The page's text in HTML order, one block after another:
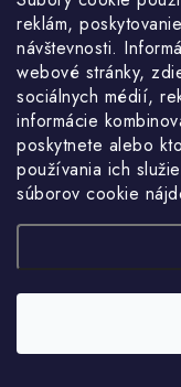
reklám,
návštevnosti.
webové stránky,
sociálnych médií,
informácie
poskytnete alebo
používania ich
súborov cookie
€56,83 bez DPH
€69,90
Jednotková
cena:
€69,90 / 1 ks
Box na náradie
- priestranný